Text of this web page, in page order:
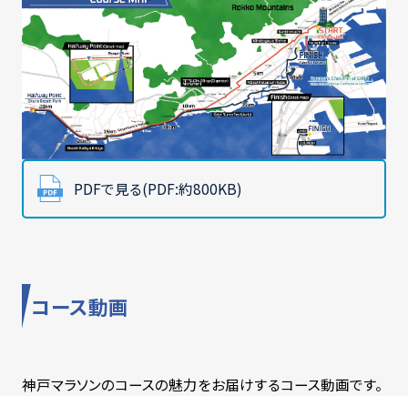
PDFで見る(PDF:約800KB)
コース動画
神戸マラソンのコースの魅力をお届けするコース動画です。